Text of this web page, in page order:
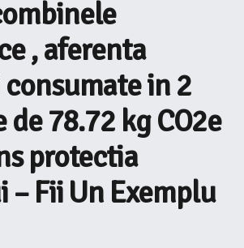
, aferenta
in 2
de 78.72 kg CO2e
protectia
– Fii Un Exemplu